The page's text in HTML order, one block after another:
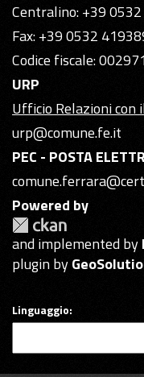
Centralino: +39
Fax: +39 0532
Codice fiscale:
URP
Ufficio Relazioni con
urp@comune.fe.it
PEC - POSTA
Powered by
and implemented by
plugin by
Linguaggio